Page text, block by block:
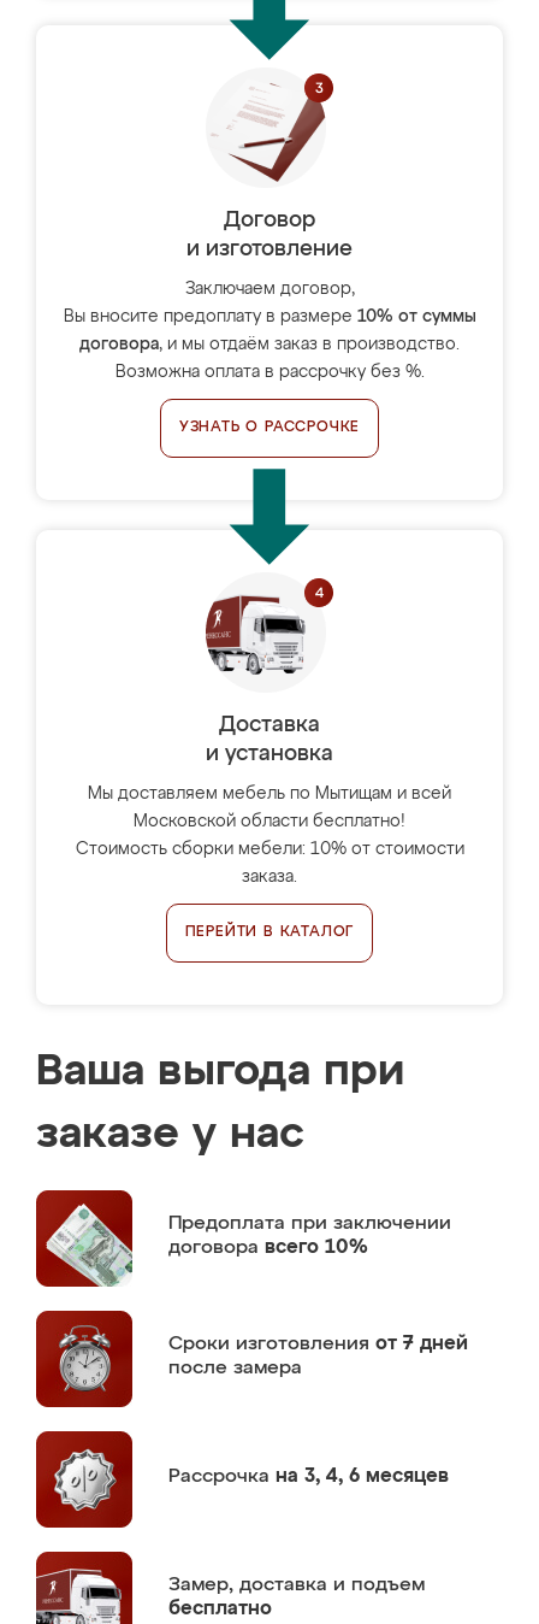
Договор
и изготовление
Заключаем договор,
Вы вносите предоплату в размере 10% от суммы
договора, и мы отдаём заказ в производство.
Возможна оплата в рассрочку без %.
УЗНАТЬ О РАССРОЧКЕ
Доставка
и установка
Мы доставляем мебель по Мытищам и всей
Московской области бесплатно!
Стоимость сборки мебели: 10% от стоимости
заказа.
ПЕРЕЙТИ В КАТАЛОГ
Ваша выгода при
заказе у нас
Предоплата при заключении
договора всего 10%
Сроки изготовления от 7 дней
после замера
Рассрочка на 3, 4, 6 месяцев
Замер, доставка и подъем
бесплатно